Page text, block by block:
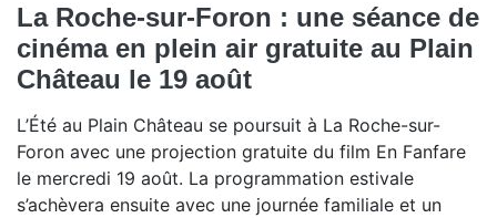
La Roche-sur-Foron : une séance de
cinéma en plein air gratuite au Plain
Château le 19 août
L’Été au Plain Château se poursuit à La Roche-sur-
Foron avec une projection gratuite du film En Fanfare
le mercredi 19 août. La programmation estivale
s’achèvera ensuite avec une journée familiale et un